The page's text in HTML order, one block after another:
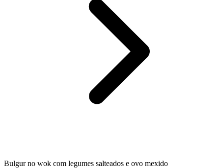
Bulgur no wok com legumes salteados e ovo mexido